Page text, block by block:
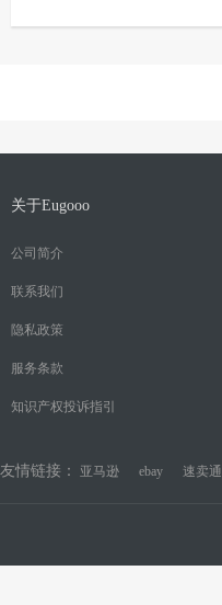
关于Eugooo
公司简介
联系我们
隐私政策
服务条款
知识产权投诉指引
友情链接： 亚马逊 ebay 速卖通